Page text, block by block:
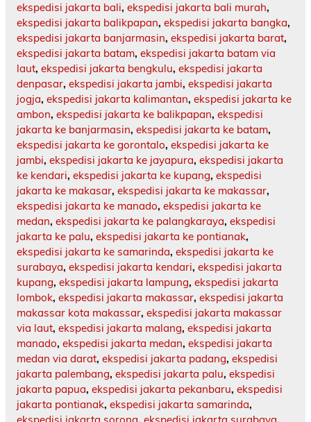
ekspedisi jakarta bali, ekspedisi jakarta bali murah,
ekspedisi jakarta balikpapan, ekspedisi jakarta bangka,
ekspedisi jakarta banjarmasin, ekspedisi jakarta barat,
ekspedisi jakarta batam, ekspedisi jakarta batam via
laut, ekspedisi jakarta bengkulu, ekspedisi jakarta
denpasar, ekspedisi jakarta jambi, ekspedisi jakarta
jogja, ekspedisi jakarta kalimantan, ekspedisi jakarta ke
ambon, ekspedisi jakarta ke balikpapan, ekspedisi
jakarta ke banjarmasin, ekspedisi jakarta ke batam,
ekspedisi jakarta ke gorontalo, ekspedisi jakarta ke
jambi, ekspedisi jakarta ke jayapura, ekspedisi jakarta
ke kendari, ekspedisi jakarta ke kupang, ekspedisi
jakarta ke makasar, ekspedisi jakarta ke makassar,
ekspedisi jakarta ke manado, ekspedisi jakarta ke
medan, ekspedisi jakarta ke palangkaraya, ekspedisi
jakarta ke palu, ekspedisi jakarta ke pontianak,
ekspedisi jakarta ke samarinda, ekspedisi jakarta ke
surabaya, ekspedisi jakarta kendari, ekspedisi jakarta
kupang, ekspedisi jakarta lampung, ekspedisi jakarta
lombok, ekspedisi jakarta makassar, ekspedisi jakarta
makassar kota makassar, ekspedisi jakarta makassar
via laut, ekspedisi jakarta malang, ekspedisi jakarta
manado, ekspedisi jakarta medan, ekspedisi jakarta
medan via darat, ekspedisi jakarta padang, ekspedisi
jakarta palembang, ekspedisi jakarta palu, ekspedisi
jakarta papua, ekspedisi jakarta pekanbaru, ekspedisi
jakarta pontianak, ekspedisi jakarta samarinda,